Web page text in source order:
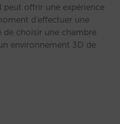
peut offrir une expérience
d'effectuer une
de choisir une chambre
environnement 3D de